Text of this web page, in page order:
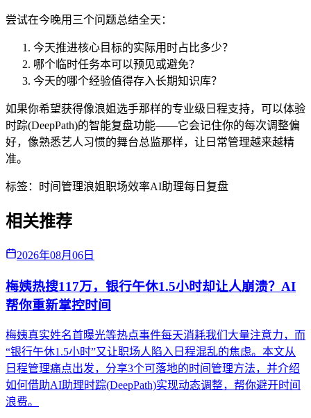
尝试在今晚用三个问题总结全天：
今天推进核心目标的实际用时占比多少？
哪个临时任务本可以预见或避免？
今天的哪个经验值得存入长期知识库？
如果你希望获得像浪姐选手那样的专业级日程支持，可以体验
时踪(DeepPath)的智能复盘功能——它会记住你的每次调整偏
好，像熟悉艺人习惯的舞台总监那样，让日常管理越来越精
准。
标签： 时间管理浪姐职场效率AI助理每日复盘
相关推荐
2026年08月06日
梅姨热搜117万，银行午休1.5小时却让人崩溃？AI
帮你重新掌控时间
梅姨真实姓名首曝光等热点事件每天消耗我们大量注意力，而
“银行午休1.5小时”又让职场人陷入日程混乱的焦虑。本文从
日程管理痛点出发，分享3个可落地的时间管理方法，并介绍
如何借助AI助理时踪(DeepPath)实现动态调整，帮你避开时间
浪费。